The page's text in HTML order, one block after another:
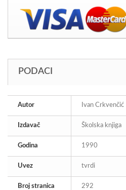
PODACI
Autor Ivan Crkvenčić
Izdavač Školska knjiga
Godina 1990
Uvez tvrdi
Broj stranica 292